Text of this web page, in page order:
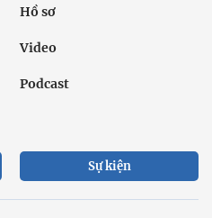
Hồ sơ
Video
Podcast
Sự kiện